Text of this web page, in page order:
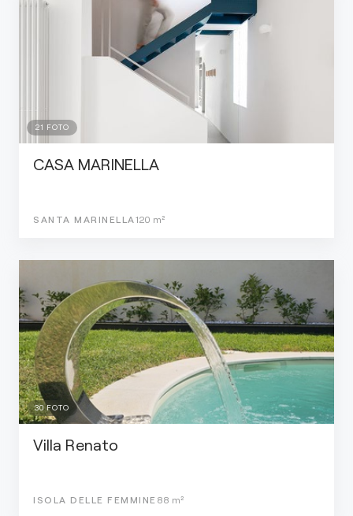
21 FOTO
CASA MARINELLA
SANTA MARINELLA 120 m²
30FOTO
Villa Renato
ISOLA DELLE FEMMINE 88 m²